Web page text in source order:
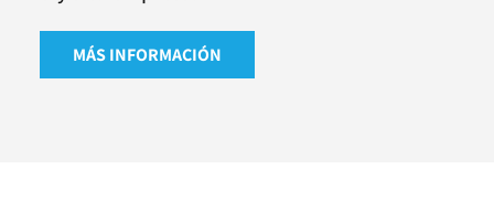
MÁS INFORMACIÓN